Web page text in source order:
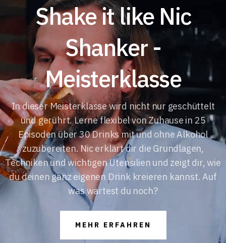
Shake it like Nic
Shanker -
Meisterklasse
In dieser Meisterklasse wird nicht nur geschüttelt
und gerührt. Lerne flexibel von Zuhause in 25
Episoden über 30 Drinks mit und ohne Alkohol
zuzubereiten. Nic erklärt dir die Grundlagen,
Techniken und wichtigen Utensilien und zeigt dir, wie
du deinen ganz eigenen Drink kreieren kannst. Auf
was wartest du noch?
MEHR ERFAHREN